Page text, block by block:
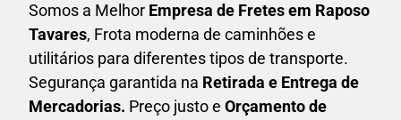
Somos a Melhor Empresa de Fretes em Raposo
Tavares, Frota moderna de caminhões e
utilitários para diferentes tipos de transporte.
Segurança garantida na Retirada e Entrega de
Mercadorias. Preço justo e Orçamento de